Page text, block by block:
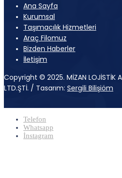
Ana Sayfa
Kurumsal
Taşımacılık Hizmetleri
Araç Filomuz
Bizden Haberler
İletişim
Copyright © 2025. MİZAN LOJİSTİK
LTD.ŞTİ. / Tasarım: Sergili Bilişiöm
Telefon
Whatsapp
İnstagram